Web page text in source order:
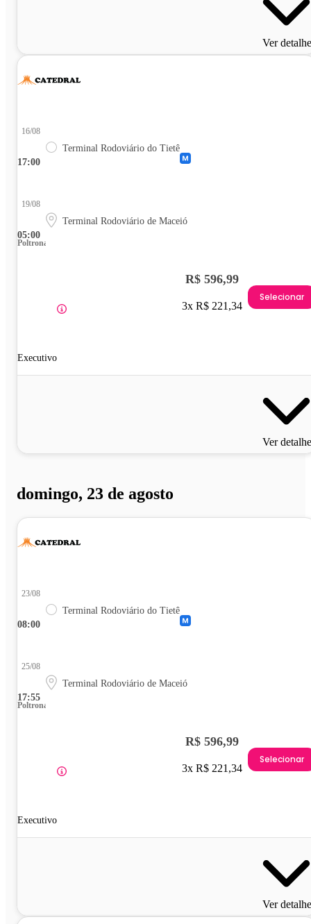
Ver
17:00
16/08
Terminal Rodoviário do Tietê
05:00
19/08
Terminal Rodoviário de Maceió
Poltrona
Executivo
R$ 596,99
3x R$ 221,34
Selecionar
Ver
domingo, 23 de agosto
08:00
23/08
Terminal Rodoviário do Tietê
17:55
25/08
Terminal Rodoviário de Maceió
Poltrona
Executivo
R$ 596,99
3x R$ 221,34
Selecionar
Ver